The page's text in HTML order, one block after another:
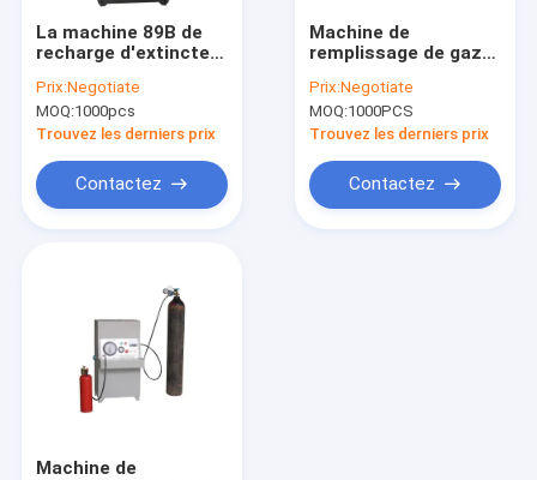
Nouvelles
Cas
Extincteur sec de poudre
Extincteur de CO2
Extincteur de l'eau
La machine 89B de
recharge d'extincteur
a éteint le feu
Prix:Negotiate
MOQ:1000pcs
Trouvez les derniers prix
Contactez
Machine de
remplissage de gaz
220V de recharge
d'extincteur de GMT-
C
Prix:Negotiate
MOQ:1000PCS
Trouvez les derniers prix
Contactez
Machine de